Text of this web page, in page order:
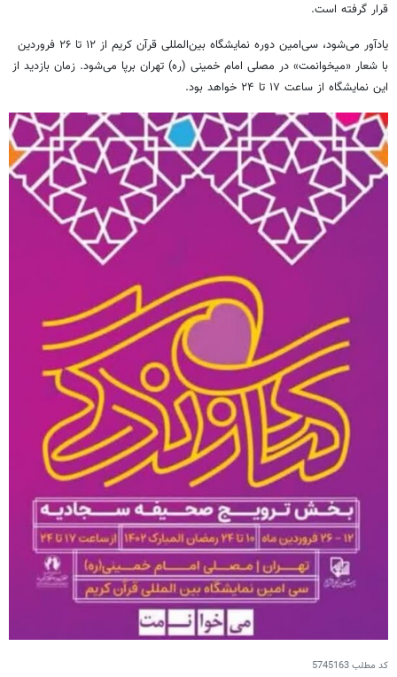
قرار گرفته است.
یادآور می‌شود، سی‌امین دوره نمایشگاه بین‌المللی قرآن کریم از ۱۲ تا ٢۶ فروردین
با شعار «میخوانمت» در مصلی امام خمینی (ره) تهران برپا می‌شود. زمان بازدید از
این نمایشگاه از ساعت ۱۷ تا ٢۴ خواهد بود.
کد مطلب5745163